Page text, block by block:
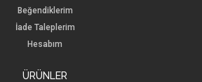
Beğendiklerim
İade Taleplerim
Hesabım
ÜRÜNLER